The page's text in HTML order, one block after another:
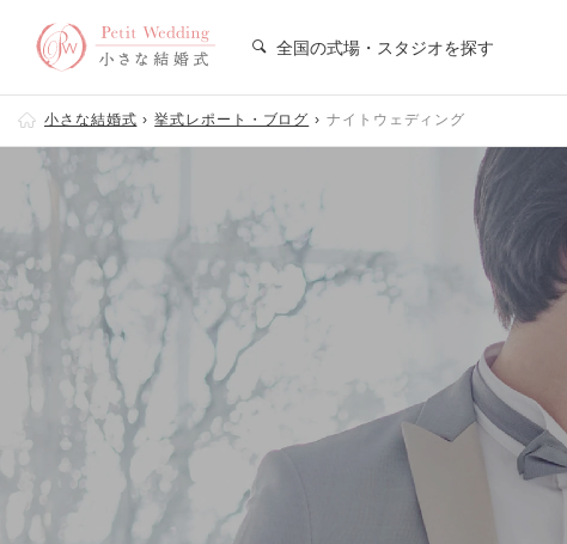
全国の式場・スタジオを探す
小さな結婚式 挙式レポート・ブログ ナイトウェディング